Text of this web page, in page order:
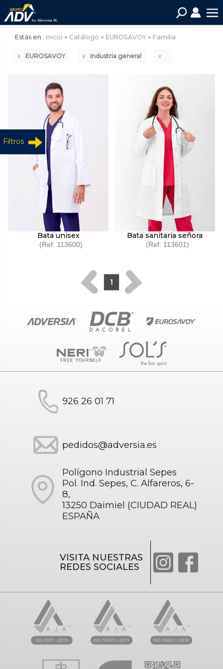
Estás en : Inicio Catálogo EUROSAVOY Familia
Filtros
EUROSAVOY Industria general
Bata unisex
113600
Bata sanitaria señora
113601
1
926 26 01 71
pedidos@adversia.es
Polígono Industrial Sepes
Pol. Ind. Sepes, C. Alfareros, 6-
8,
13250 Daimiel (CIUDAD REAL)
ESPAÑA
VISITA NUESTRAS
REDES SOCIALES